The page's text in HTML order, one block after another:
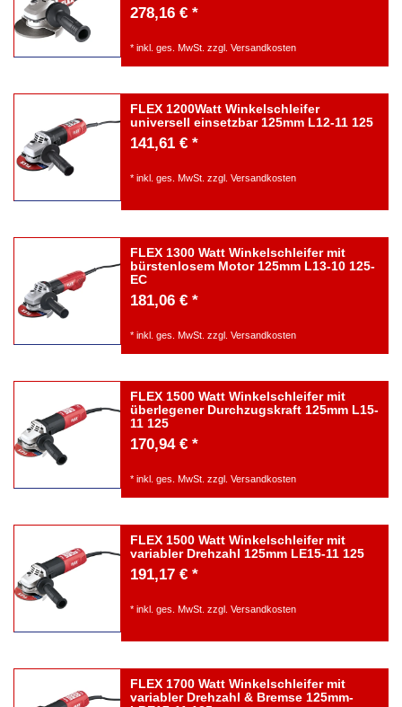
278,16 € *
* inkl. ges. MwSt. zzgl. Versandkosten
FLEX 1200Watt Winkelschleifer
universell einsetzbar 125mm L12-11 125
141,61 € *
* inkl. ges. MwSt. zzgl. Versandkosten
FLEX 1300 Watt Winkelschleifer mit
bürstenlosem Motor 125mm L13-10 125-
EC
181,06 € *
* inkl. ges. MwSt. zzgl. Versandkosten
FLEX 1500 Watt Winkelschleifer mit
überlegener Durchzugskraft 125mm L15-
11 125
170,94 € *
* inkl. ges. MwSt. zzgl. Versandkosten
FLEX 1500 Watt Winkelschleifer mit
variabler Drehzahl 125mm LE15-11 125
191,17 € *
* inkl. ges. MwSt. zzgl. Versandkosten
FLEX 1700 Watt Winkelschleifer mit
variabler Drehzahl & Bremse 125mm-